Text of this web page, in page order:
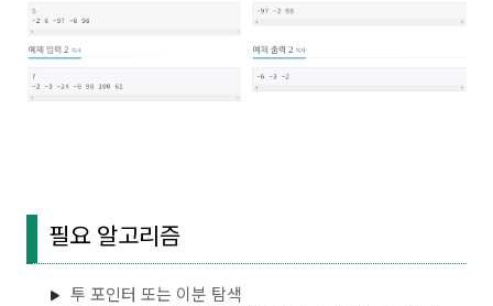
필요 알고리즘
투 포인터 또는 이분 탐색